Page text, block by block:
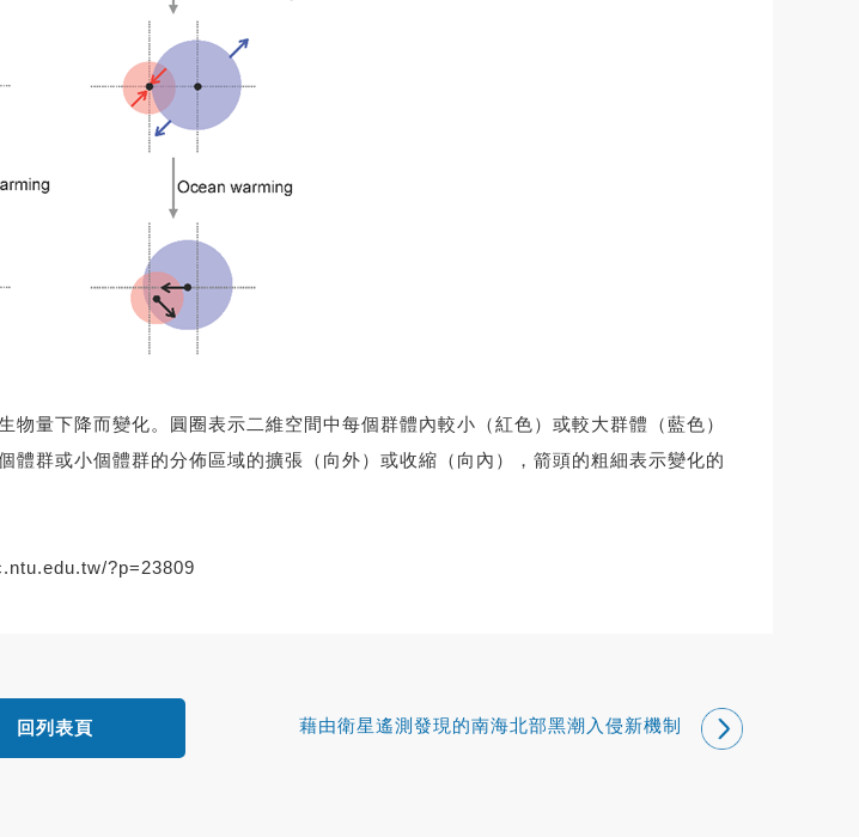
量下降而變化。圓圈表示二維空間中每個群體內較小（紅色）或較大群體（藍色）
群或小個體群的分佈區域的擴張（向外）或收縮（向內），箭頭的粗細表示變化的
?p=23809
藉由衛星遙測發現的南海北部黑潮入侵新機制
回列表頁